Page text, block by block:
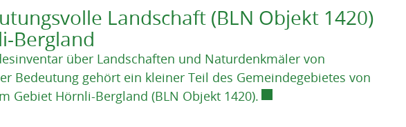
Landschaft (BLN Objekt 1420)
Bergland
über Landschaften und Naturdenkmäler von
Bedeutung gehört ein kleiner Teil des Gemeindegebietes von
Gebiet Hörnli-Bergland (BLN Objekt 1420).